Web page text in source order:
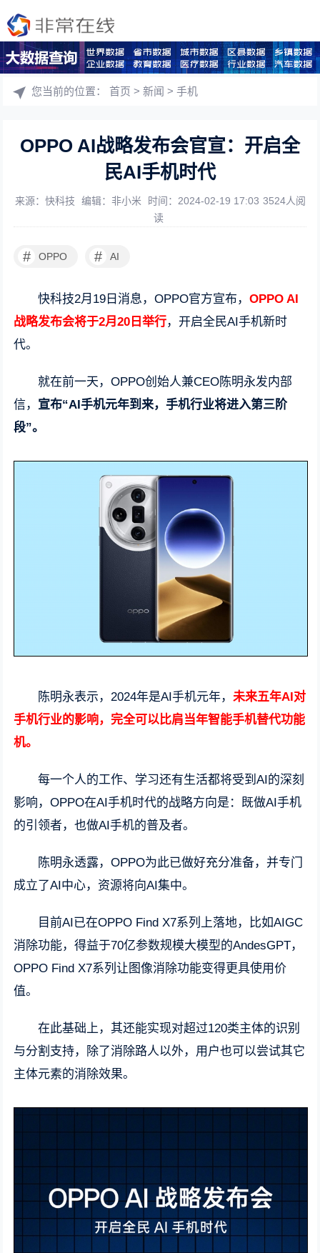
您当前的位置：首页 >新闻 >手机
OPPO AI战略发布会官宣：开启全
民AI手机时代
来源：快科技 编辑：非小米 时间：2024-02-19 17:03 3524人阅
读
# OPPO # AI
快科技2月19日消息，OPPO官方宣布，OPPO AI
战略发布会将于2月20日举行，开启全民AI手机新时
代。
就在前一天，OPPO创始人兼CEO陈明永发内部
信， 宣布“AI手机元年到来，手机行业将进入第三阶
段”。
陈明永表示，2024年是AI手机元年，未来五年AI对
手机行业的影响，完全可以比肩当年智能手机替代功能
机。
每一个人的工作、学习还有生活都将受到AI的深刻
影响，OPPO在AI手机时代的战略方向是：既做AI手机
的引领者，也做AI手机的普及者。
陈明永透露，OPPO为此已做好充分准备，并专门
成立了AI中心，资源将向AI集中。
目前AI已在OPPO Find X7系列上落地，比如AIGC
消除功能，得益于70亿参数规模大模型的AndesGPT，
OPPO Find X7系列让图像消除功能变得更具使用价
值。
在此基础上，其还能实现对超过120类主体的识别
与分割支持，除了消除路人以外，用户也可以尝试其它
主体元素的消除效果。